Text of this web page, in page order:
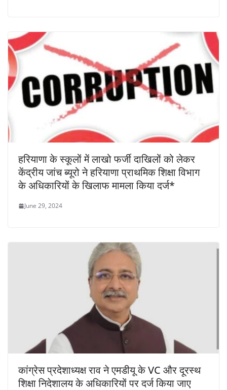
हरियाणा के स्कूलों में लाखो फर्जी दाखिलों को लेकर
केंद्रीय जांच ब्यूरो ने हरियाणा प्राथमिक शिक्षा विभाग
के अधिकारियों के खिलाफ मामला किया दर्ज*
June 29, 2024
कांग्रेस प्रदेशाध्यक्ष राव ने एमडीयू के VC और दूरस्थ
शिक्षा निदेशालय के अधिकारियों पर दर्ज किया जाए